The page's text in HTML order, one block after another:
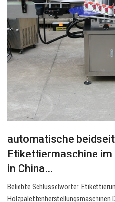
automatische
Etikettiermaschine
in China…
Beliebte Schlüsselwörter:
Holzpalettenherstellungsmaschinen